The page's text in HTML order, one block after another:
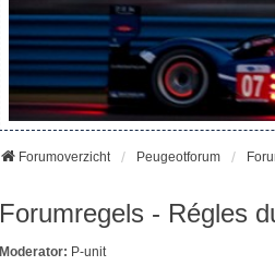
Forumoverzicht Peugeotforum
Forumregels - Régles
Moderator: P-unit